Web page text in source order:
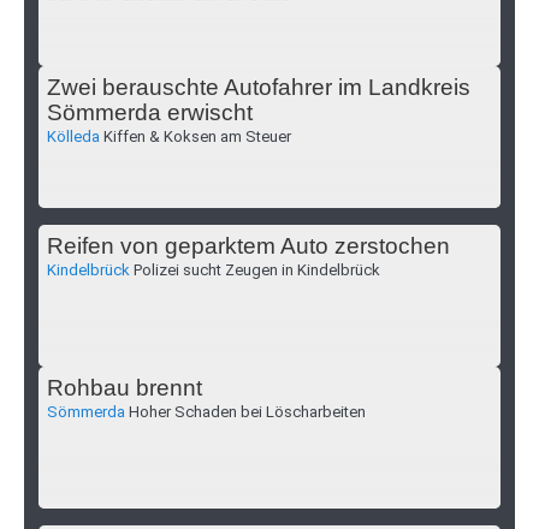
Zwei berauschte Autofahrer im Landkreis
Sömmerda erwischt
Kölleda Kiffen & Koksen am Steuer
Reifen von geparktem Auto zerstochen
Kindelbrück Polizei sucht Zeugen in Kindelbrück
Rohbau brennt
Sömmerda Hoher Schaden bei Löscharbeiten